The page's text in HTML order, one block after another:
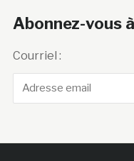
Abonnez-vous
Courriel :